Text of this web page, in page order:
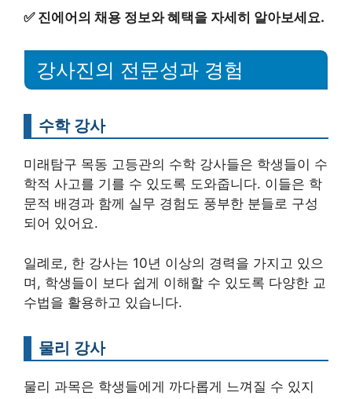
✅ 진에어의 채용 정보와 혜택을 자세히 알아보세요.
강사진의 전문성과 경험
수학 강사
미래탐구 목동 고등관의 수학 강사들은 학생들이 수
학적 사고를 기를 수 있도록 도와줍니다. 이들은 학
문적 배경과 함께 실무 경험도 풍부한 분들로 구성
되어 있어요.
일례로, 한 강사는 10년 이상의 경력을 가지고 있으
며, 학생들이 보다 쉽게 이해할 수 있도록 다양한 교
수법을 활용하고 있습니다.
물리 강사
물리 과목은 학생들에게 까다롭게 느껴질 수 있지